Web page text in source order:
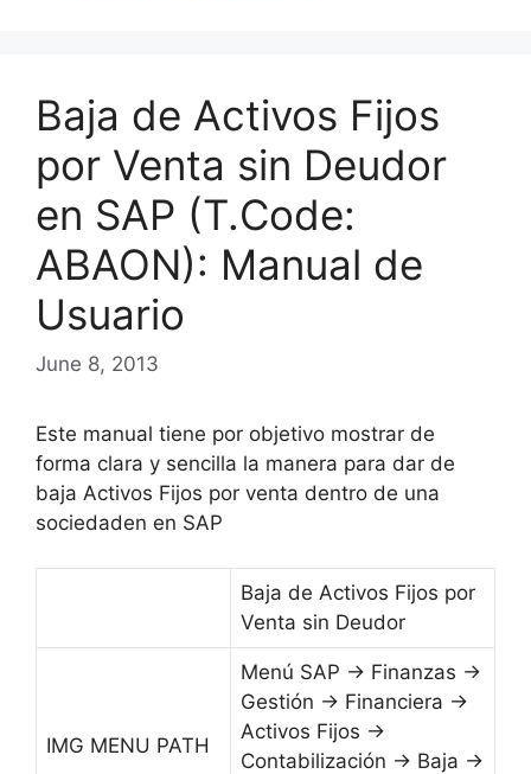
Baja de Activos Fijos
por Venta sin Deudor
en SAP (T.Code:
ABAON): Manual de
Usuario
June 8, 2013
Este manual tiene por objetivo mostrar de
forma clara y sencilla la manera para dar de
baja Activos Fijos por venta dentro de una
sociedaden en SAP
Baja de Activos Fijos por
Venta sin Deudor
IMG MENU PATH
Menú SAP → Finanzas →
Gestión → Financiera →
Activos Fijos →
Contabilización → Baja →